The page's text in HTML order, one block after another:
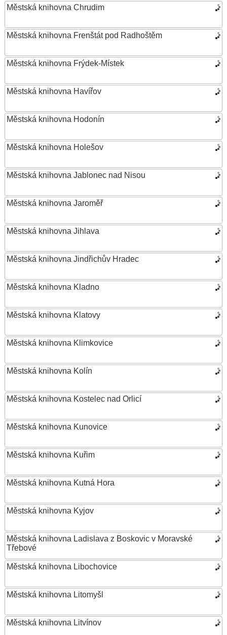
Městská knihovna Chrudim
Městská knihovna Frenštát pod Radhoštěm
Městská knihovna Frýdek-Místek
Městská knihovna Havířov
Městská knihovna Hodonín
Městská knihovna Holešov
Městská knihovna Jablonec nad Nisou
Městská knihovna Jaroměř
Městská knihovna Jihlava
Městská knihovna Jindřichův Hradec
Městská knihovna Kladno
Městská knihovna Klatovy
Městská knihovna Klimkovice
Městská knihovna Kolín
Městská knihovna Kostelec nad Orlicí
Městská knihovna Kunovice
Městská knihovna Kuřim
Městská knihovna Kutná Hora
Městská knihovna Kyjov
Městská knihovna Ladislava z Boskovic v Moravské
Třebové
Městská knihovna Libochovice
Městská knihovna Litomyšl
Městská knihovna Litvínov